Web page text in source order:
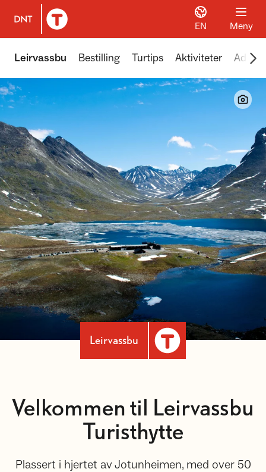
Til DNT.no forside
EN Meny
Leirvassbu Bestilling Turtips Aktiviteter
Leirvassbu
Velkommen til Leirvassbu
Turisthytte
Plassert i hjertet av Jotunheimen, med over 50